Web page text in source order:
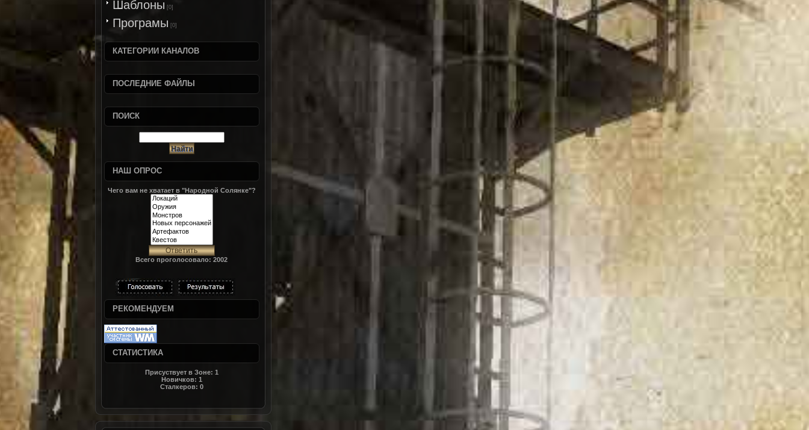
Шаблоны [0]
Програмы [0]
КАТЕГОРИИ КАНАЛОВ
ПОСЛЕДНИЕ ФАЙЛЫ
ПОИСК
НАШ ОПРОС
Чего вам не хватает в "Народной Солянке"?
Всего проголосовало: 2002
РЕКОМЕНДУЕМ
СТАТИСТИКА
Присуствует в Зоне: 1
Новичков: 1
Сталкеров: 0